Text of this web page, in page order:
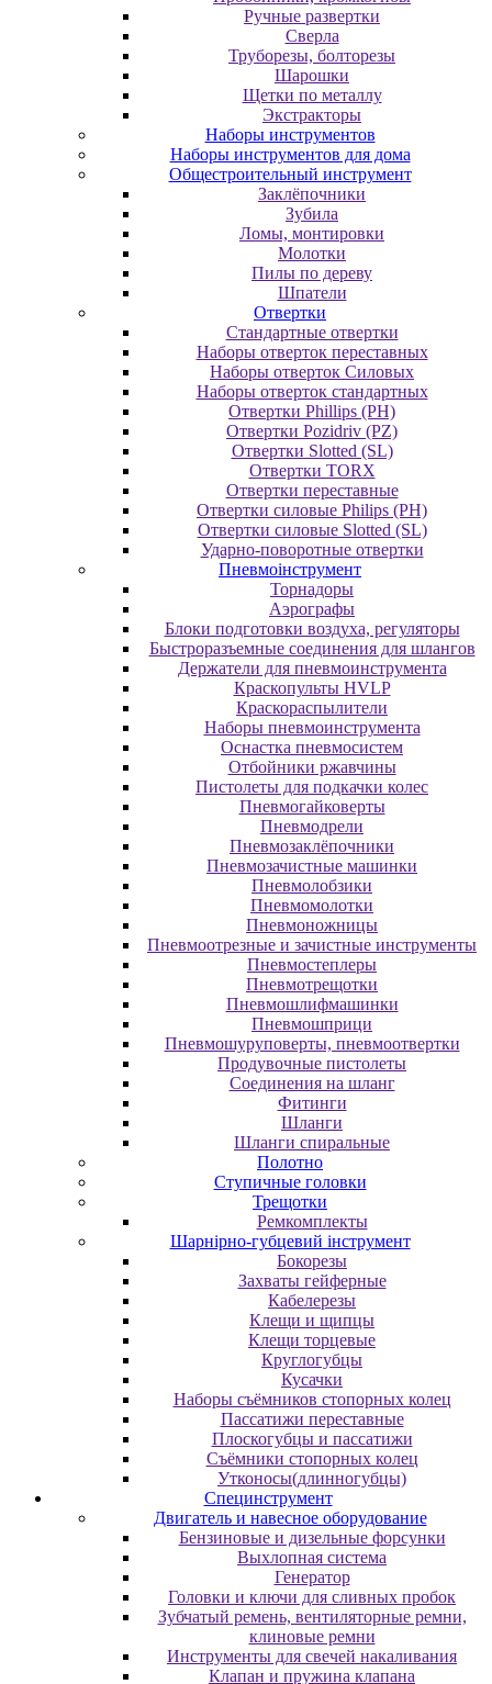
Ручные развертки
Сверла
Труборезы, болторезы
Шарошки
Щетки по металлу
Экcтpaктopы
Наборы инструментов
Наборы инструментов для дома
Общестроительный инструмент
Заклёпочники
Зубила
Ломы, монтировки
Молотки
Пилы по дереву
Шпатели
Отвертки
Cтандартные отвертки
Наборы отверток переставных
Наборы отверток Силовых
Наборы отверток стандартных
Отвертки Phillips (PH)
Отвертки Pozidriv (PZ)
Отвертки Slotted (SL)
Отвертки TORX
Отвертки переставные
Отвертки силовые Philips (PH)
Отвертки силовые Slotted (SL)
Ударно-поворотные отвертки
Пневмоінструмент
Topнaдopы
Аэрографы
Блоки подготовки воздуха, регуляторы
Быстроразъемные соединения для шлангов
Держатели для пневмоинструмента
Краскопульты HVLP
Краскораспылители
Наборы пневмоинструмента
Оснастка пневмосистем
Отбойники ржавчины
Пистолеты для подкачки колес
Пневмогайковерты
Пневмодрели
Пневмозаклёпочники
Пневмозачистные машинки
Пневмолобзики
Пневмомолотки
Пневмоножницы
Пневмоотрезные и зачистные инструменты
Пневмостеплеры
Пневмотрещотки
Пневмошлифмашинки
Пневмошприци
Пневмошуруповерты, пневмоотвертки
Продувочные пистолеты
Соединения на шланг
Фитинги
Шланги
Шланги спиральные
Полотно
Ступичные головки
Трещотки
Ремкомплекты
Шарнірно-губцевий інструмент
Бокорезы
Захваты гейферные
Кабелерезы
Клещи и щипцы
Клещи торцевые
Круглогубцы
Кусачки
Наборы съёмников стопорных колец
Пассатижи переставные
Плоскогубцы и пассатижи
Съёмники стопорных колец
Утконосы(длинногубцы)
Специнструмент
Двигатель и навесное оборудование
Бензиновые и дизельные форсунки
Выхлопная система
Генератор
Головки и ключи для сливных пробок
Зубчатый ремень, вентиляторные ремни,
клиновые ремни
Инструменты для свечей накаливания
Клапан и пружина клапана